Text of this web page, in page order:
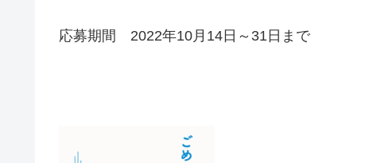
応募期間 2022年10月14日～31日まで